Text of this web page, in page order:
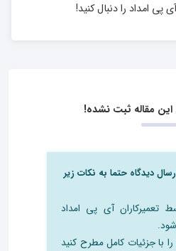
آی پی امداد را دنبال کنید!
مقاله ثبت نشده!
دیدگاه حتما به نکات زیر
تعمیرکاران آی پی امداد
با جزئیات کامل مطرح کنید